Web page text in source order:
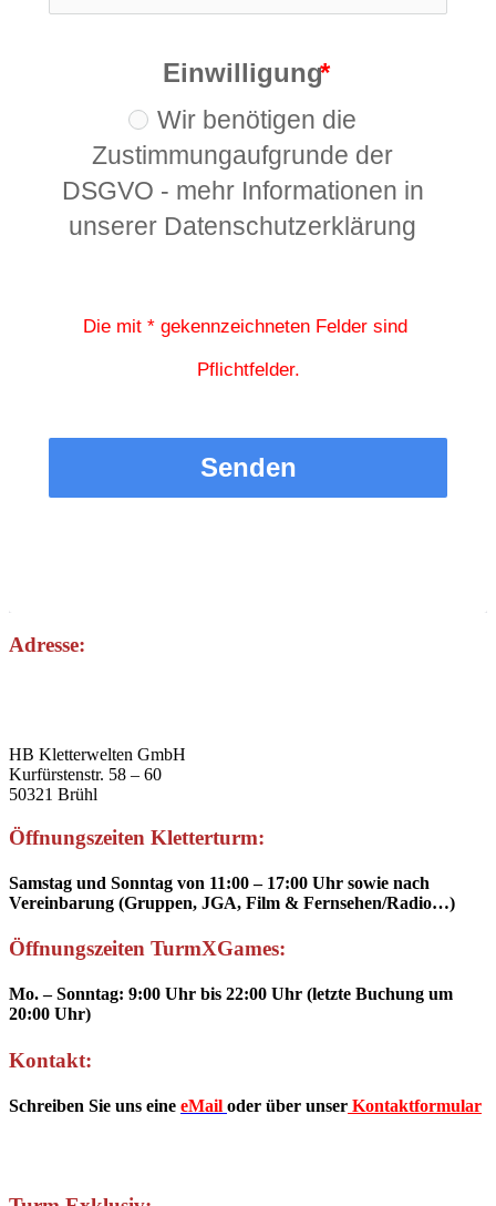
Einwilligung
Wir benötigen die
Zustimmungaufgrunde der
DSGVO - mehr Informationen in
unserer Datenschutzerklärung
Die mit * gekennzeichneten Felder sind
Pflichtfelder.
Senden
Adresse:
HB Kletterwelten GmbH
Kurfürstenstr. 58 – 60
50321 Brühl
Öffnungszeiten Kletterturm:
Samstag und Sonntag von 11:00 – 17:00 Uhr sowie nach
Vereinbarung (Gruppen, JGA, Film & Fernsehen/Radio…)
Öffnungszeiten TurmXGames:
Mo. – Sonntag: 9:00 Uhr bis 22:00 Uhr (letzte Buchung um
20:00 Uhr)
Kontakt:
Schreiben Sie uns eine eMail oder über unser Kontaktformular